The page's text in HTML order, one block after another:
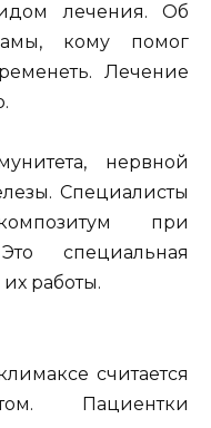
лечения. Об
кому помог
Лечение
нервной
Специалисты
при
специальная
работы.
считается
Пациентки